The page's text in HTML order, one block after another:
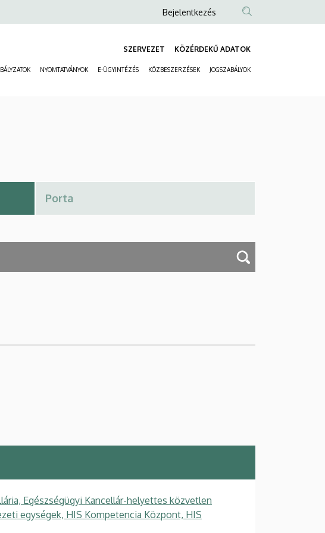
Anonim
fiók
menüje
Bejelentkezés
SZERVEZET KÖZÉRDEKŰ ADATOK
NYOMTATVÁNYOK E-ÜGYINTÉZÉS KÖZBESZERZÉSEK JOGSZABÁLYOK
Egészségügyi Kancellár-helyettes közvetlen
egységek, HIS Kompetencia Központ, HIS